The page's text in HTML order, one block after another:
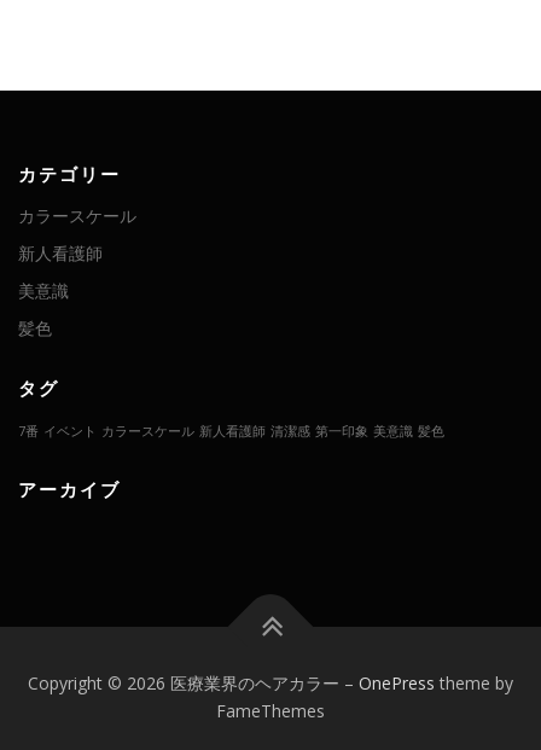
カテゴリー
カラースケール
新人看護師
美意識
髪色
タグ
7番 イベント カラースケール 新人看護師 清潔感 第一印象 美意識 髪色
アーカイブ
Copyright © 2026 医療業界のヘアカラー – OnePress theme by
FameThemes